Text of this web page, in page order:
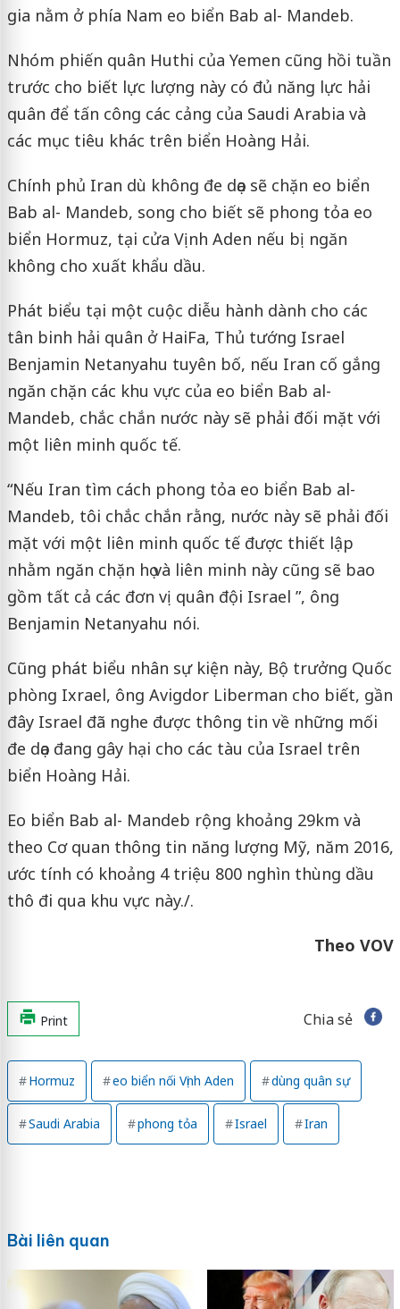
gia nằm ở phía Nam eo biển Bab al- Mandeb.
Nhóm phiến quân Huthi của Yemen cũng hồi tuần
trước cho biết lực lượng này có đủ năng lực hải
quân để tấn công các cảng của Saudi Arabia và
các mục tiêu khác trên biển Hoàng Hải.
Chính phủ Iran dù không đe dọa sẽ chặn eo biển
Bab al- Mandeb, song cho biết sẽ phong tỏa eo
biển Hormuz, tại cửa Vịnh Aden nếu bị ngăn
không cho xuất khẩu dầu.
Phát biểu tại một cuộc diễu hành dành cho các
tân binh hải quân ở HaiFa, Thủ tướng Israel
Benjamin Netanyahu tuyên bố, nếu Iran cố gắng
ngăn chặn các khu vực của eo biển Bab al-
Mandeb, chắc chắn nước này sẽ phải đối mặt với
một liên minh quốc tế.
“Nếu Iran tìm cách phong tỏa eo biển Bab al-
Mandeb, tôi chắc chắn rằng, nước này sẽ phải đối
mặt với một liên minh quốc tế được thiết lập
nhằm ngăn chặn họ và liên minh này cũng sẽ bao
gồm tất cả các đơn vị quân đội Israel ”, ông
Benjamin Netanyahu nói.
Cũng phát biểu nhân sự kiện này, Bộ trưởng Quốc
phòng Ixrael, ông Avigdor Liberman cho biết, gần
đây Israel đã nghe được thông tin về những mối
đe dọa đang gây hại cho các tàu của Israel trên
biển Hoàng Hải.
Eo biển Bab al- Mandeb rộng khoảng 29km và
theo Cơ quan thông tin năng lượng Mỹ, năm 2016,
ước tính có khoảng 4 triệu 800 nghìn thùng dầu
thô đi qua khu vực này./.
Theo VOV
Print Chia sẻ
Hormuz eo biển nối Vịnh Aden dùng quân sự
Saudi Arabia phong tỏa Israel Iran
Bài liên quan